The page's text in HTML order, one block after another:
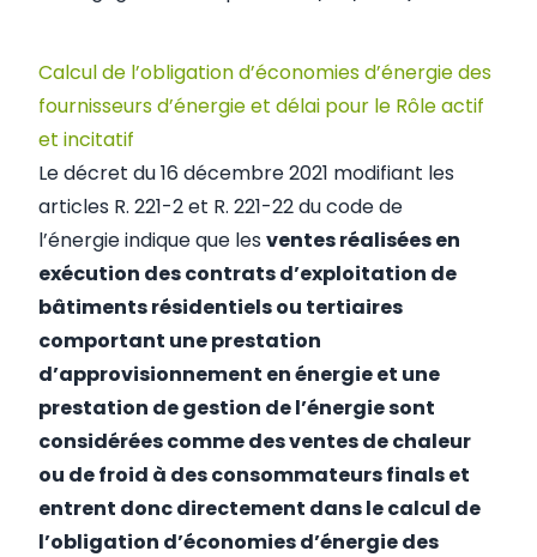
Calcul de l’obligation d’économies d’énergie des
fournisseurs d’énergie et délai pour le Rôle actif
et incitatif
Ledécret du 16 décembre 2021 modifiant les
articles R. 221-2 et R. 221-22 du code de
l’énergieindique que les ventes réalisées en
exécution des contrats d’exploitation de
bâtiments résidentiels ou tertiaires
comportant une prestation
d’approvisionnement en énergie et une
prestation de gestion de l’énergie sont
considérées comme des ventes de chaleur
ou de froid à des consommateurs finals et
entrent donc directement dans le calcul de
l’obligation d’économies d’énergie des